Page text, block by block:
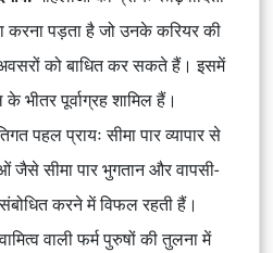
करना पड़ता है जो उनके करियर की
को बाधित कर सकते हैं। इसमें
भीतर पूर्वाग्रह शामिल हैं।
पहल प्रायः सीमा पार व्यापार से
जैसे सीमा पार भुगतान और वापसी-
करने में विफल रहती हैं।
वाली फर्म पुरुषों की तुलना में